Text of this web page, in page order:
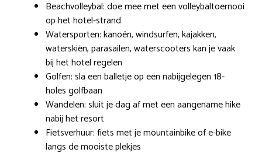
Beachvolleybal: doe mee met een volleybaltoernooi
op het hotel-strand
Watersporten: kanoën, windsurfen, kajakken,
waterskiën, parasailen, waterscooters kan je vaak
bij het hotel regelen
Golfen: sla een balletje op een nabijgelegen 18-
holes golfbaan
Wandelen: sluit je dag af met een aangename hike
nabij het resort
Fietsverhuur: fiets met je mountainbike of e-bike
langs de mooiste plekjes